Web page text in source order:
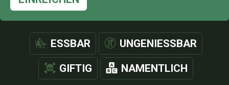
ESSBAR UNGENIESSBAR
GIFTIG NAMENTLICH